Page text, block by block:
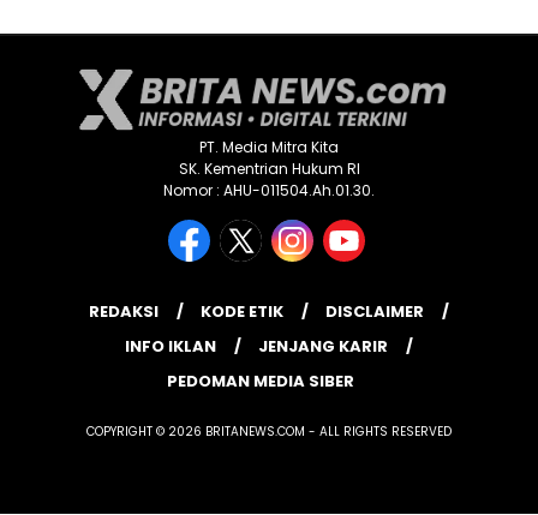
PT. Media Mitra Kita
SK. Kementrian Hukum RI
Nomor : AHU-011504.Ah.01.30.
REDAKSI KODE ETIK
DISCLAIMER
INFO IKLAN
JENJANG KARIR
PEDOMAN MEDIA SIBER
COPYRIGHT © 2026 BRITANEWS.COM - ALL RIGHTS RESERVED